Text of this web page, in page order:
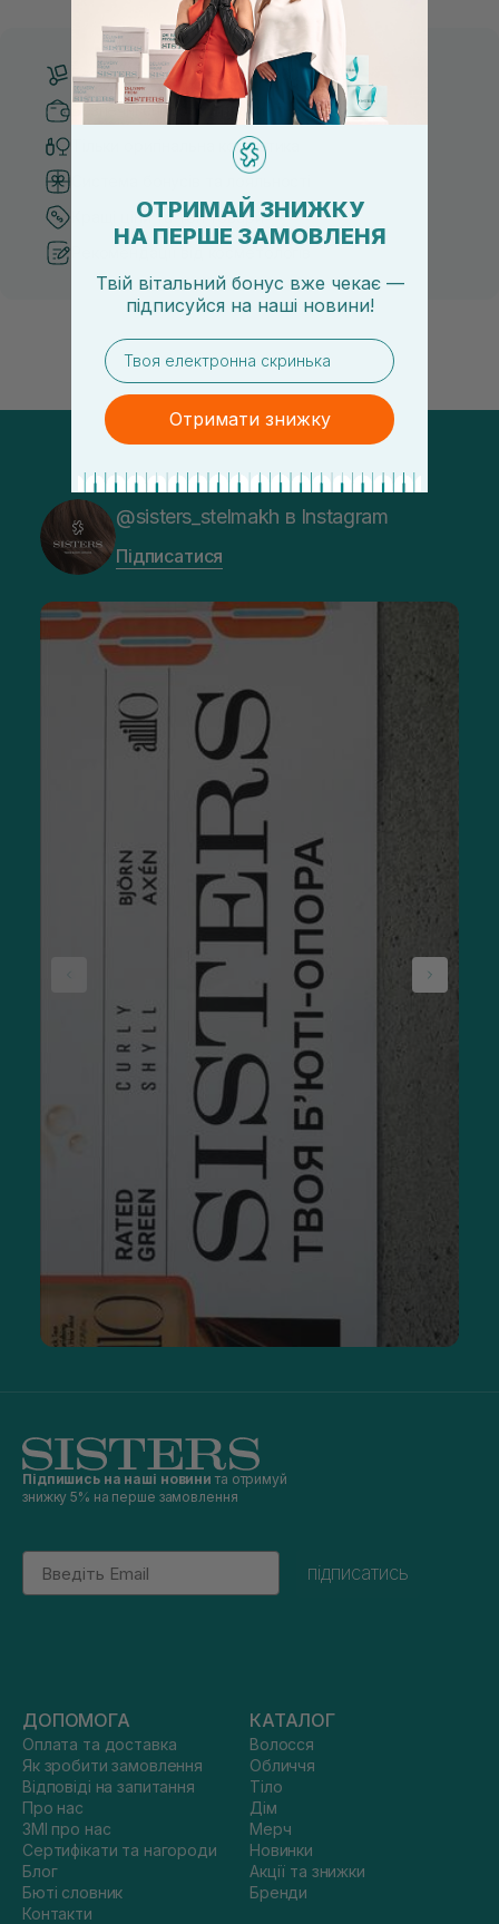
Безкоштовна доставка від 3000 UAH
Безпечні способи оплати
Тільки оригінальна косметика
Кращі ціни та топ товари
@sisters_stelmakh в Instagram
Підписатися
Підпишись на наші новини та отримуй
знижку 5% на перше замовлення
Email
підписатись
ДОПОМОГА
Оплата та доставка
Як зробити замовлення
Відповіді на запитання
Про нас
ЗМІ про нас
Сертифікати та нагороди
Блог
Бюті словник
Контакти
КАТАЛОГ
Волосся
Обличчя
Тіло
Дім
Мерч
Новинки
Акції та знижки
Бренди
ОТРИМАЙ ЗНИЖКУ
НА ПЕРШЕ ЗАМОВЛЕНЯ
Твій вітальний бонус вже чекає —
підписуйся на наші новини!
email
Отримати знижку